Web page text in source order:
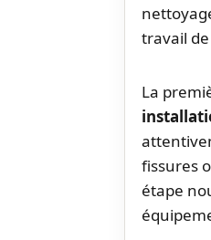
travail
La
fissures
étape